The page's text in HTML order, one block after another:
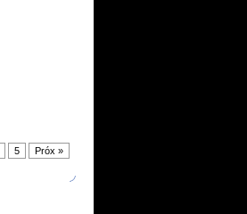
5 Próx »